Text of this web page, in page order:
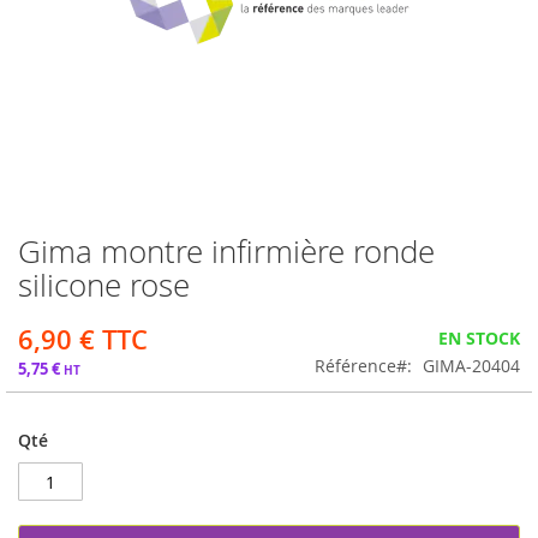
Gima montre infirmière ronde
silicone rose
6,90 €
5,75 €
EN STOCK
Référence
GIMA-20404
Qté
Passer
au
début
la
Galerie
d’images